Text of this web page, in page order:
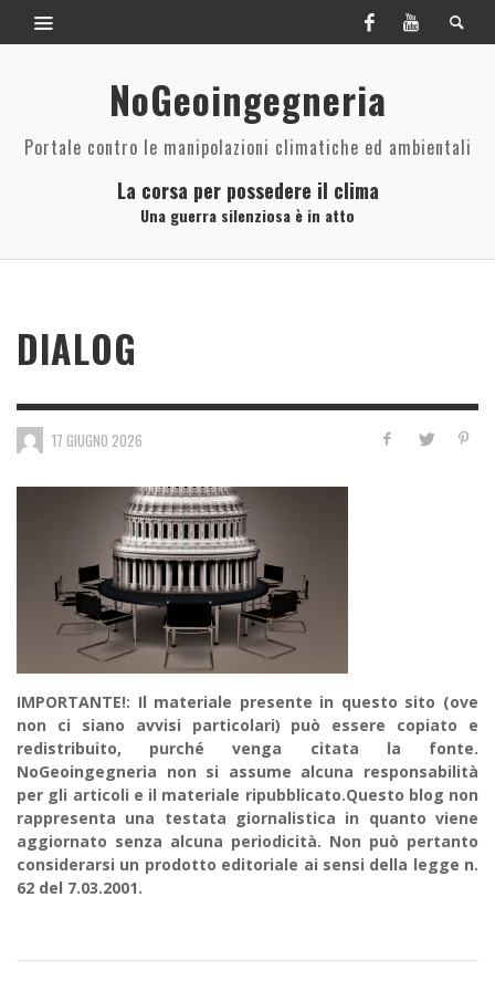
NoGeoingegneria
Portale contro le manipolazioni climatiche ed ambientali
La corsa per possedere il clima
Una guerra silenziosa è in atto
DIALOG
17 GIUGNO 2026
IMPORTANTE!: Il materiale presente in questo sito (ove
non ci siano avvisi particolari) può essere copiato e
redistribuito, purché venga citata la fonte.
NoGeoingegneria non si assume alcuna responsabilità
per gli articoli e il materiale ripubblicato.Questo blog non
rappresenta una testata giornalistica in quanto viene
aggiornato senza alcuna periodicità. Non può pertanto
considerarsi un prodotto editoriale ai sensi della legge n.
62 del 7.03.2001.